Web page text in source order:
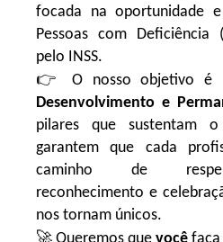
focada na oportunidade
Pessoas com Deficiência
pelo INSS.
👉 O nosso objetivo é
Desenvolvimento e
pilares que sustentam
garantem que cada
caminho de
reconhecimento e
nos tornam únicos.
🚀